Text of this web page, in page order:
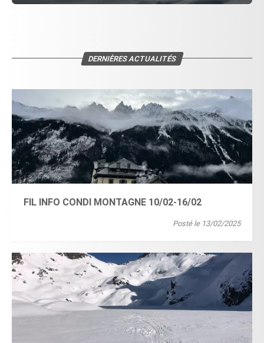
DERNIÈRES ACTUALITÉS
FIL INFO CONDI MONTAGNE 10/02-16/02
Posté le 13/02/2025